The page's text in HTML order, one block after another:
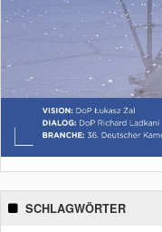
SCHLAGWÖRTER